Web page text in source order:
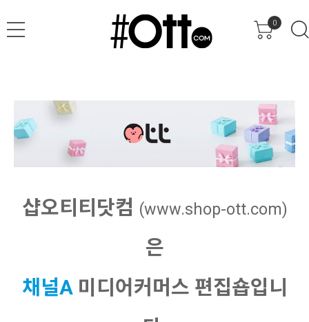
0
샵오티티닷컴 (www.shop-ott.com)
은
채널A미디어커머스 편집숍입니